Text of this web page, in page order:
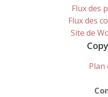
Flux des
Flux des
Site de
Plan